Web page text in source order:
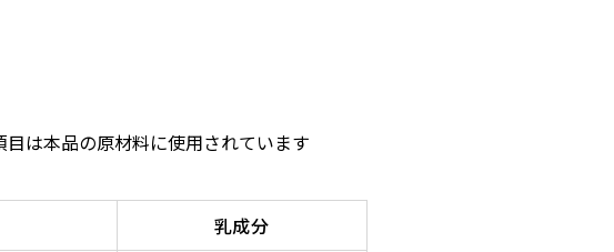
は本品の原材料に使用されています
乳成分